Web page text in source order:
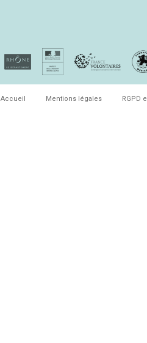
Accueil Mentions légales RGPD